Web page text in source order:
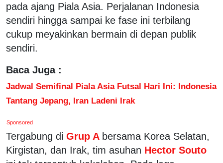
pada ajang Piala Asia. Perjalanan Indonesia
sendiri hingga sampai ke fase ini terbilang
cukup meyakinkan bermain di depan publik
sendiri.
Baca Juga :
Jadwal Semifinal Piala Asia Futsal Hari Ini: Indonesia
Tantang Jepang, Iran Ladeni Irak
Sponsored
Tergabung di Grup A bersama Korea Selatan,
Kirgistan, dan Irak, tim asuhan Hector Souto